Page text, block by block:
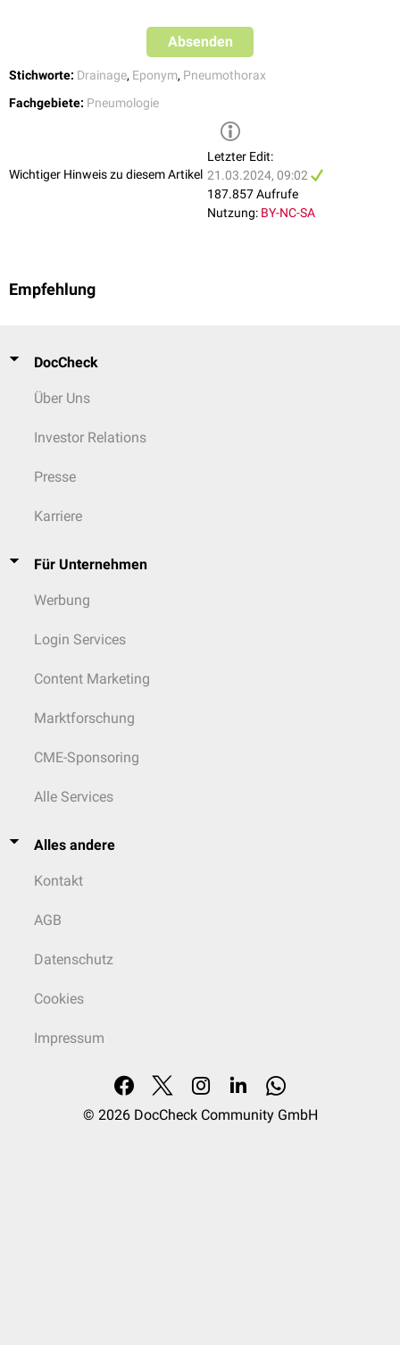
Absenden
Stichworte: Drainage, Eponym, Pneumothorax
Fachgebiete: Pneumologie
Wichtiger Hinweis zu diesem Artikel
Letzter Edit:
21.03.2024, 09:02
187.857 Aufrufe
Nutzung: BY-NC-SA
Empfehlung
DocCheck
Über Uns
Investor Relations
Presse
Karriere
Für Unternehmen
Werbung
Login Services
Content Marketing
Marktforschung
CME-Sponsoring
Alle Services
Alles andere
Kontakt
AGB
Datenschutz
Cookies
Impressum
© 2026 DocCheck Community GmbH